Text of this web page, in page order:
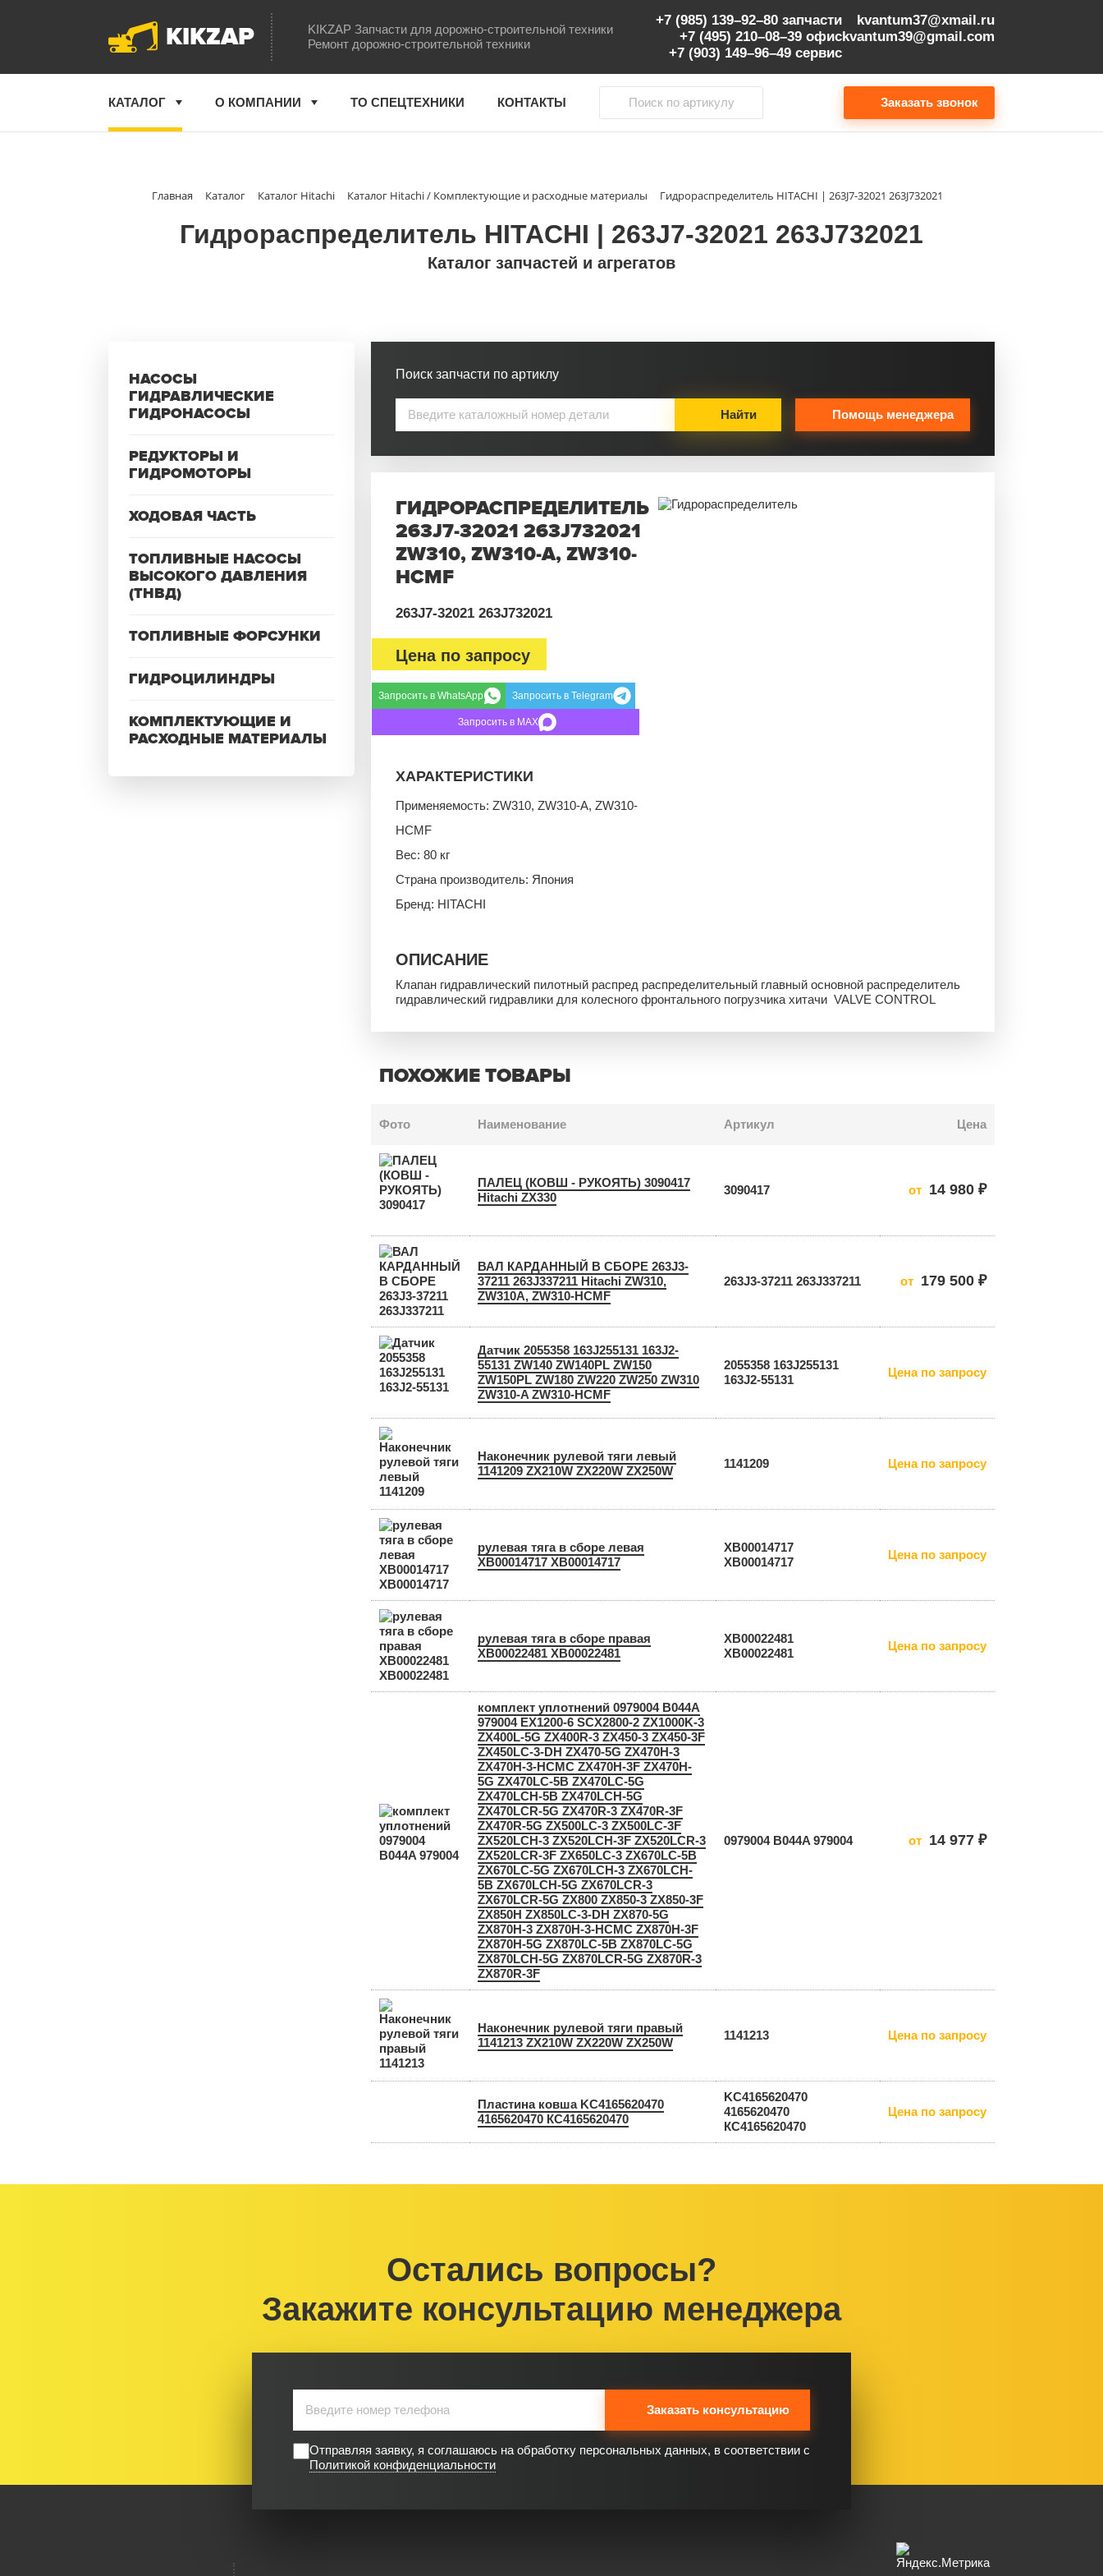
KIKZAP
KIKZAP Запчасти для дорожно-строительной техники
Ремонт дорожно-строительной техники
+7 (985) 139–92–80 запчасти
+7 (495) 210–08–39 офис
+7 (903) 149–96–49 сервис
kvantum37@xmail.ru
kvantum39@gmail.com
КАТАЛОГ О КОМПАНИИ ТО СПЕЦТЕХНИКИ КОНТАКТЫ Заказать звонок
Главная Каталог Каталог Hitachi Каталог Hitachi / Комплектующие и расходные материалы Гидрораспределитель HITACHI | 263J7-32021 263J732021
Гидрораспределитель HITACHI | 263J7-32021 263J732021
Каталог запчастей и агрегатов
НАСОСЫ
ГИДРАВЛИЧЕСКИЕ
ГИДРОНАСОСЫ
РЕДУКТОРЫ И
ГИДРОМОТОРЫ
ХОДОВАЯ ЧАСТЬ
ТОПЛИВНЫЕ НАСОСЫ
ВЫСОКОГО ДАВЛЕНИЯ
(ТНВД)
ТОПЛИВНЫЕ ФОРСУНКИ
ГИДРОЦИЛИНДРЫ
КОМПЛЕКТУЮЩИЕ И
РАСХОДНЫЕ МАТЕРИАЛЫ
Поиск запчасти по артиклу
Найти Помощь менеджера
ГИДРОРАСПРЕДЕЛИТЕЛЬ
263J7-32021 263J732021
ZW310, ZW310-A, ZW310-
HCMF
263J7-32021 263J732021
Цена по запросу
Запросить в WhatsApp Запросить в Telegram
Запросить в MAX
ХАРАКТЕРИСТИКИ
Применяемость: ZW310, ZW310-A, ZW310-
HCMF
Вес: 80 кг
Страна производитель: Япония
Бренд: HITACHI
ОПИСАНИЕ
Клапан гидравлический пилотный распред распределительный главный основной распределитель
гидравлический гидравлики для колесного фронтального погрузчика хитачи VALVE CONTROL
ПОХОЖИЕ ТОВАРЫ
Фото Наименование Артикул Цена
ПАЛЕЦ (КОВШ - РУКОЯТЬ) 3090417
Hitachi ZX330
3090417 от 14 980 ₽
ВАЛ КАРДАННЫЙ В СБОРЕ 263J3-
37211 263J337211 Hitachi ZW310,
ZW310A, ZW310-HCMF
263J3-37211 263J337211 от 179 500 ₽
Датчик 2055358 163J255131 163J2-
55131 ZW140 ZW140PL ZW150
ZW150PL ZW180 ZW220 ZW250 ZW310
ZW310-A ZW310-HCMF
2055358 163J255131
163J2-55131
Цена по запросу
Наконечник рулевой тяги левый
1141209 ZX210W ZX220W ZX250W
1141209 Цена по запросу
рулевая тяга в сборе левая
XB00014717 ХВ00014717
XB00014717
ХВ00014717
Цена по запросу
рулевая тяга в сборе правая
XB00022481 ХВ00022481
XB00022481
ХВ00022481
Цена по запросу
комплект уплотнений 0979004 B044A
979004 EX1200-6 SCX2800-2 ZX1000K-3
ZX400L-5G ZX400R-3 ZX450-3 ZX450-3F
ZX450LC-3-DH ZX470-5G ZX470H-3
ZX470H-3-HCMC ZX470H-3F ZX470H-
5G ZX470LC-5B ZX470LC-5G
ZX470LCH-5B ZX470LCH-5G
ZX470LCR-5G ZX470R-3 ZX470R-3F
ZX470R-5G ZX500LC-3 ZX500LC-3F
ZX520LCH-3 ZX520LCH-3F ZX520LCR-3
ZX520LCR-3F ZX650LC-3 ZX670LC-5B
ZX670LC-5G ZX670LCH-3 ZX670LCH-
5B ZX670LCH-5G ZX670LCR-3
ZX670LCR-5G ZX800 ZX850-3 ZX850-3F
ZX850H ZX850LC-3-DH ZX870-5G
ZX870H-3 ZX870H-3-HCMC ZX870H-3F
ZX870H-5G ZX870LC-5B ZX870LC-5G
ZX870LCH-5G ZX870LCR-5G ZX870R-3
ZX870R-3F
0979004 B044A 979004 от 14 977 ₽
Наконечник рулевой тяги правый
1141213 ZX210W ZX220W ZX250W
1141213 Цена по запросу
Пластина ковша KC4165620470
4165620470 КС4165620470
KC4165620470
4165620470
КС4165620470
Цена по запросу
Остались вопросы?
Закажите консультацию менеджера
Заказать консультацию
Отправляя заявку, я соглашаюсь на обработку персональных данных, в соответствии с
Политикой конфиденциальности